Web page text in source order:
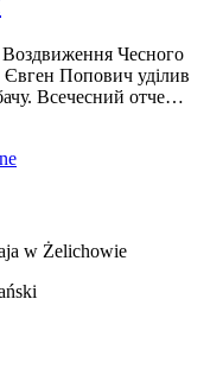
Воздвиження Чесного
Євген Попович уділив
Всечесний отче…
w Żelichowie